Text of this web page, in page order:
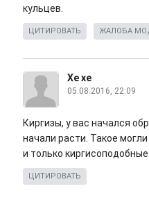
кульцев.
ЦИТИРОВАТЬ ЖАЛОБА
Хе хе
05.08.2016, 22:09
Киргизы, у вас начался
начали расти. Такое
и только киргисоподобные
ЦИТИРОВАТЬ